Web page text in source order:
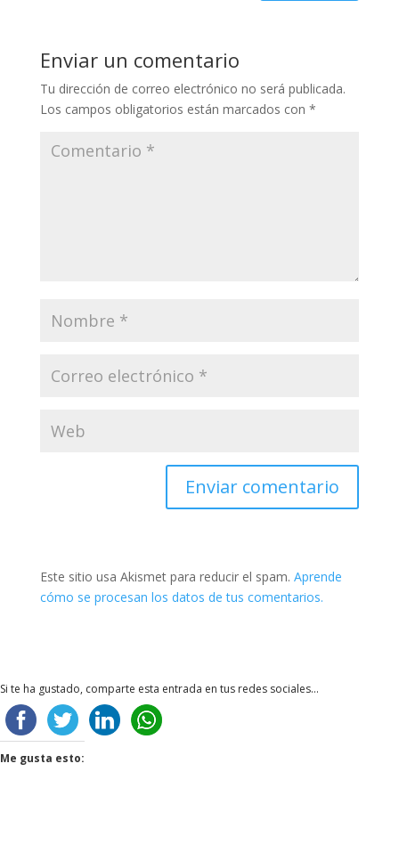
Enviar un comentario
Tu dirección de correo electrónico no será publicada.
Los campos obligatorios están marcados con *
Enviar comentario
Este sitio usa Akismet para reducir el spam. Aprende
cómo se procesan los datos de tus comentarios.
Si te ha gustado, comparte esta entrada en tus redes sociales...
Me gusta esto: